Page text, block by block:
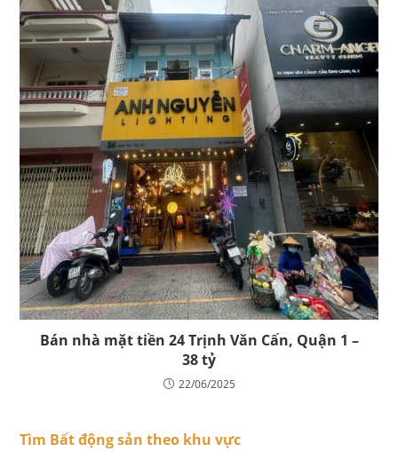
Bán nhà mặt tiền 24 Trịnh Văn Cấn, Quận 1 –
38 tỷ
22/06/2025
Tìm Bất động sản theo khu vực